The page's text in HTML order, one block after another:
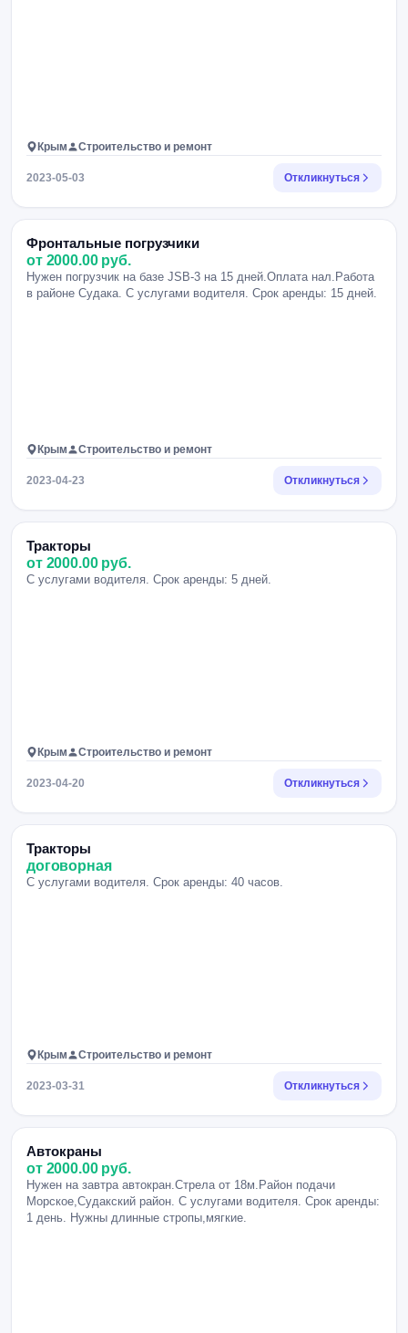
Крым Строительство и ремонт
2023-05-03 Откликнуться
Фронтальные погрузчики
от 2000.00 руб.
Нужен погрузчик на базе JSB-3 на 15 дней.Оплата нал.Работа
в районе Судака. С услугами водителя. Срок аренды: 15 дней.
Крым Строительство и ремонт
2023-04-23 Откликнуться
Тракторы
от 2000.00 руб.
С услугами водителя. Срок аренды: 5 дней.
Крым Строительство и ремонт
2023-04-20 Откликнуться
Тракторы
договорная
С услугами водителя. Срок аренды: 40 часов.
Крым Строительство и ремонт
2023-03-31 Откликнуться
Автокраны
от 2000.00 руб.
Нужен на завтра автокран.Стрела от 18м.Район подачи
Морское,Судакский район. С услугами водителя. Срок аренды:
1 день. Нужны длинные стропы,мягкие.